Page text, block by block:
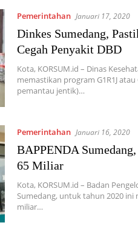
Pemerintahan Januari 17, 2020
Dinkes Sumedang,
Cegah Penyakit DBD
Kota, KORSUM.id – Dinas
memastikan program G1R1J
pemantau jentik)…
Pemerintahan Januari 16, 2020
BAPPENDA
65 Miliar
Kota, KORSUM.id – Badan
Sumedang, untuk tahun 2020 ini
miliar…